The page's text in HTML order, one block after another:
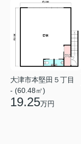
大津市本堅田５丁目
- (60.48㎡)
19.25万円